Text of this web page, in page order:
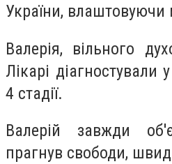
України, влаштовуючи
Валерія, вільного
Лікарі
4 стадії.
Валерій завжди
прагнув свободи,